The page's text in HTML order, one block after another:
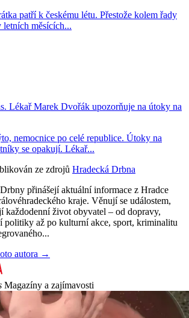
patří k českému létu. Přestože kolem řady
měsících...
Lékař Marek Dvořák upozorňuje na útoky na
nemocnice po celé republice. Útoky na
se opakují. Lékař...
ze zdrojů Hradecká Drbna
přinášejí aktuální informace z Hradce
kraje. Věnují se událostem,
každodenní život obyvatel – od dopravy,
politiky až po kulturní akce, sport, kriminalitu
autora →
Magazíny a zajímavosti